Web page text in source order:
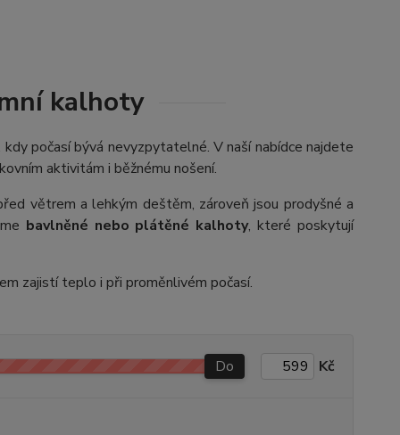
kalhoty
počasí bývá nevyzpytatelné. V naší nabídce najdete
aktivitám i běžnému nošení.
větrem a lehkým deštěm, zároveň jsou prodyšné a
bavlněné nebo plátěné kalhoty, které poskytují
zajistí teplo i při proměnlivém počasí.
Do Kč